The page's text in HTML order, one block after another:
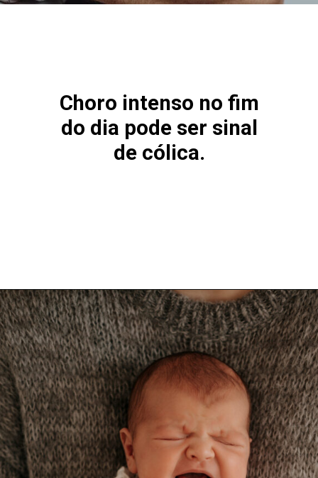
Choro intenso no fim
do dia pode ser sinal
de cólica.